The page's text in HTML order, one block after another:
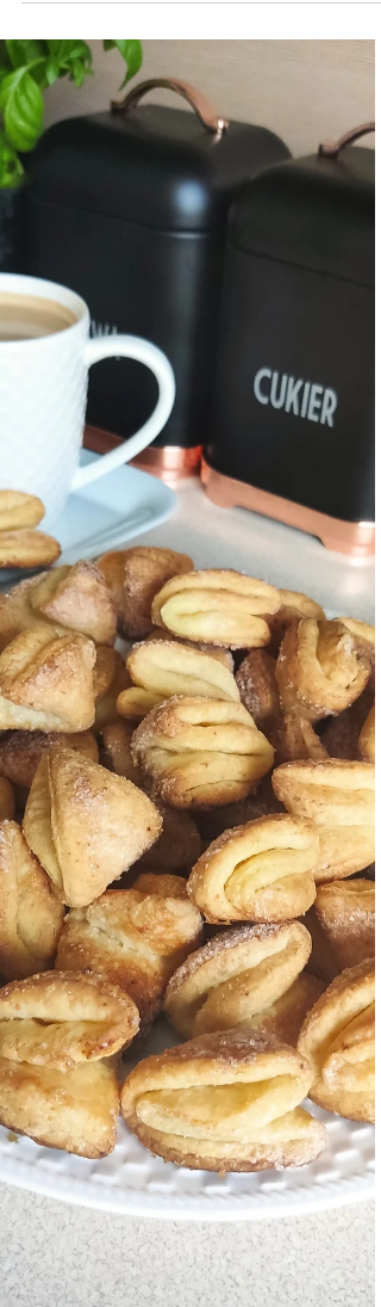
Delikatny sernik bez spodu
Składniki: Twaróg 1 kg ( użyłam z wiaderka)
Jajka 6 Budyń śmietankowy 2 Olej 1/2
szklanki Mleko 350 ml Mąka ziemniaczana
1/2 szklanki...